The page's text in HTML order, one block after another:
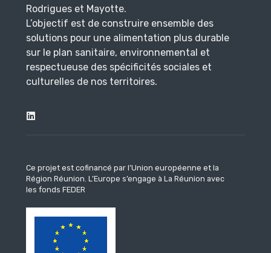
Rodrigues et Mayotte.
L’objectif est de construire ensemble des
solutions pour une alimentation plus durable
sur le plan sanitaire, environnemental et
respectueuse des spécificités sociales et
culturelles de nos territoires.
Ce projet est cofinancé par l’Union européenne et la
Région Réunion. L’Europe s’engage à La Réunion avec
les fonds FEDER